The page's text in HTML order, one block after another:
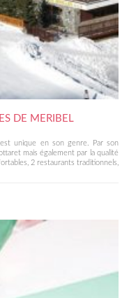
DE MERIBEL
unique en son genre. Par son
mais également par la qualité
2 restaurants traditionnels,